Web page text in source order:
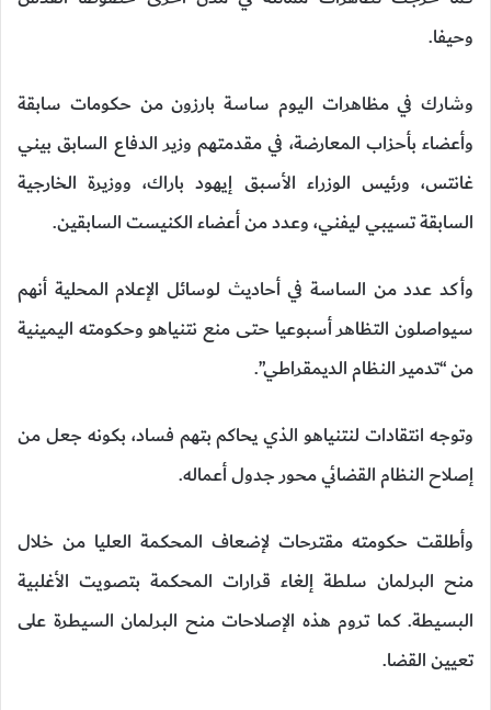
وحيفا.
وشارك في مظاهرات اليوم ساسة بارزون من حكومات سابقة
وأعضاء بأحزاب المعارضة، في مقدمتهم وزير الدفاع السابق بيني
غانتس، ورئيس الوزراء الأسبق إيهود باراك، ووزيرة الخارجية
السابقة تسيبي ليفني، وعدد من أعضاء الكنيست السابقين.
وأكد عدد من الساسة في أحاديث لوسائل الإعلام المحلية أنهم
سيواصلون التظاهر أسبوعيا حتى منع نتنياهو وحكومته اليمينية
من “تدمير النظام الديمقراطي”.
وتوجه انتقادات لنتنياهو الذي يحاكم بتهم فساد، بكونه جعل من
إصلاح النظام القضائي محور جدول أعماله.
وأطلقت حكومته مقترحات لإضعاف المحكمة العليا من خلال
منح البرلمان سلطة إلغاء قرارات المحكمة بتصويت الأغلبية
البسيطة. كما تروم هذه الإصلاحات منح البرلمان السيطرة على
تعيين القضا.